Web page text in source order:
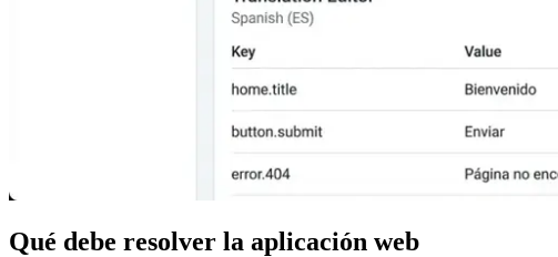
Qué debe resolver la aplicación web